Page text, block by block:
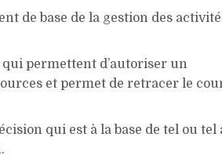
de base de la gestion des
permettent d’autoriser un
et permet de retracer le
qui est à la base de tel ou tel